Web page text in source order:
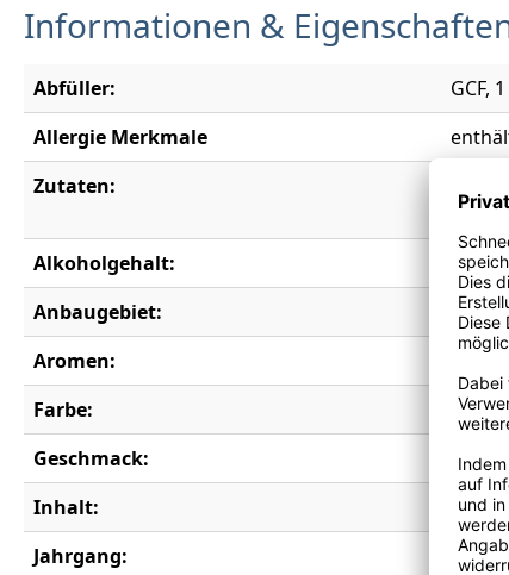
Informationen &
Abfüller:
GCF,
Allergie Merkmale
Zutaten:
/
Alkoholgehalt:
13,0
Anbaugebiet:
Sud-
Aromen:
Farbe:
rot
Geschmack:
Inhalt:
1 l
Jahrgang:
2024